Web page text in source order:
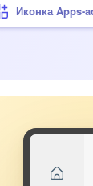
Иконка Apps-